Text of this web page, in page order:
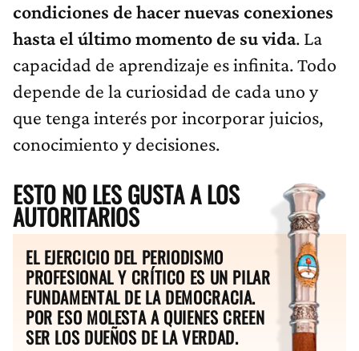
condiciones de hacer nuevas conexiones
hasta el último momento de su vida. La
capacidad de aprendizaje es infinita. Todo
depende de la curiosidad de cada uno y
que tenga interés por incorporar juicios,
conocimiento y decisiones.
ESTO NO LES GUSTA A LOS
AUTORITARIOS
EL EJERCICIO DEL PERIODISMO
PROFESIONAL Y CRÍTICO ES UN PILAR
FUNDAMENTAL DE LA DEMOCRACIA.
POR ESO MOLESTA A QUIENES CREEN
SER LOS DUEÑOS DE LA VERDAD.